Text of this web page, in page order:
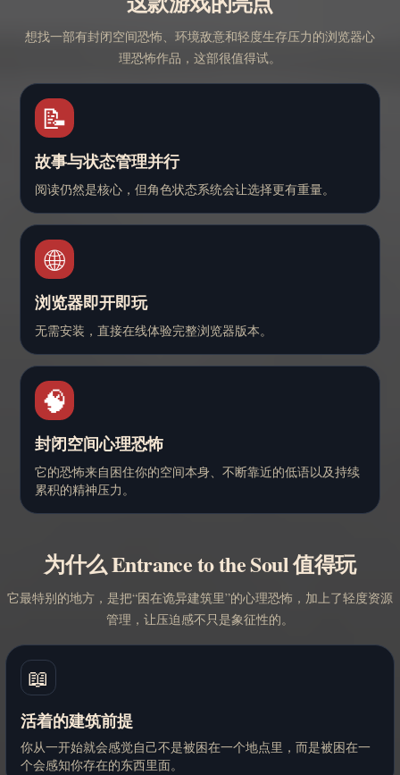
想找一部有封闭空间恐怖、环境敌意和轻度生存压力的浏览器心
理恐怖作品，这部很值得试。
📝
故事与状态管理并行
阅读仍然是核心，但角色状态系统会让选择更有重量。
🌐
浏览器即开即玩
无需安装，直接在线体验完整浏览器版本。
🧠
封闭空间心理恐怖
它的恐怖来自困住你的空间本身、不断靠近的低语以及持续
累积的精神压力。
为什么 Entrance to the Soul 值得玩
它最特别的地方，是把“困在诡异建筑里”的心理恐怖，加上了轻度资源
管理，让压迫感不只是象征性的。
📖
活着的建筑前提
你从一开始就会感觉自己不是被困在一个地点里，而是被困在一
个会感知你存在的东西里面。